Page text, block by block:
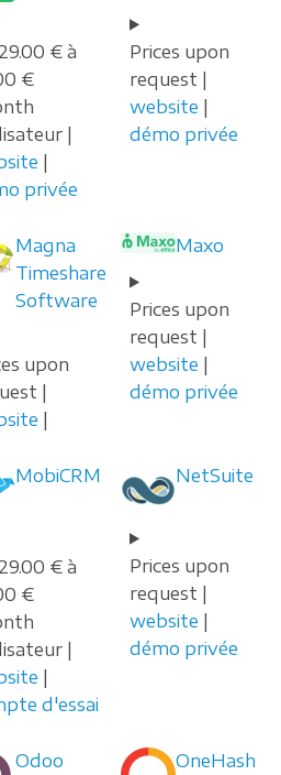
€ à
€
|
|
privée
Prices upon
request |
website |
démo privée
Magna
Timeshare
Software
upon
|
|
Maxo
Prices upon
request |
website |
démo privée
MobiCRM
€ à
€
|
|
d'essai
NetSuite
Prices upon
request |
website |
démo privée
Odoo
OneHash